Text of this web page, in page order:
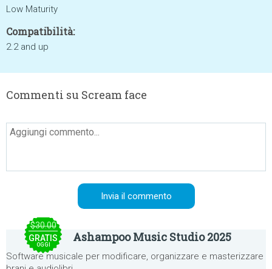
Low Maturity
Compatibilità:
2.2 and up
Commenti su Scream face
$30.00
GRATIS
OGGI
Ashampoo Music Studio 2025
Software musicale per modificare, organizzare e masterizzare